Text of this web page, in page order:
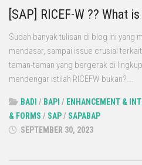
[SAP] RICEF-W ?? What
Sudah banyak tulisan di blog ini yang
mendasar, sampai issue crusial
teman-teman yang bergerak di
mendengar istilah RICEFW bukan?...
BADI / BAPI / ENHANCEMENT &
& FORMS / SAP/ SAPABAP
SEPTEMBER 30, 2023